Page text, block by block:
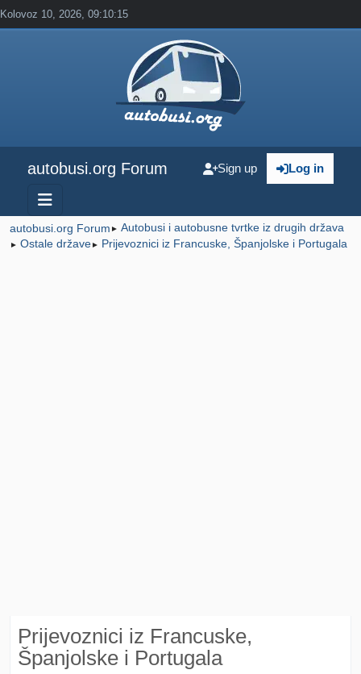
Kolovoz 10, 2026, 09:10:15
autobusi.org Forum Log in
Sign up
autobusi.org Forum ► Autobusi i autobusne tvrtke iz drugih država
► Ostale države► Prijevoznici iz Francuske, Španjolske i Portugala
Prijevoznici iz Francuske,
Španjolske i Portugala